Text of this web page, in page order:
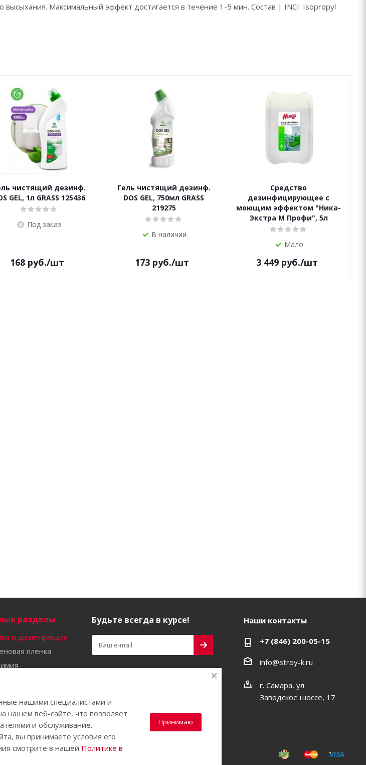
высыхания. Максимальный эффект достигается в течение 1-5 мин. Состав | INCI: Isopropyl
чистящий дезинф.
GEL, 1л GRASS 125436
Под заказ
168 руб./шт
Гель чистящий дезинф.
DOS GEL, 750мл GRASS
219275
В наличии
173 руб./шт
Средство
дезинфицирующее с
моющим эффектом "Ника-
Экстра М Профи", 5л
Мало
3 449руб./шт
разделы
и дизенфекция
пленка
Будьте всегда в курсе! Наши контакты
+7 (846) 200-05-15
info@stroy-k.ru
г. Самара, ул.
Заводское шоссе, 17
нашими специалистами и
нашем веб-сайте, что позволяет
и обслуживание.
вы принимаете условия его
смотрите в нашей Политике в
Принимаю